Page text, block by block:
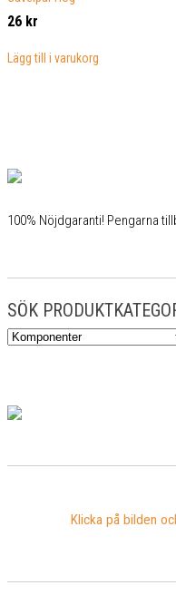
26 kr
Lägg till i varukorg
100% Nöjdgaranti! Pengarna
SÖK
Klicka på bilden